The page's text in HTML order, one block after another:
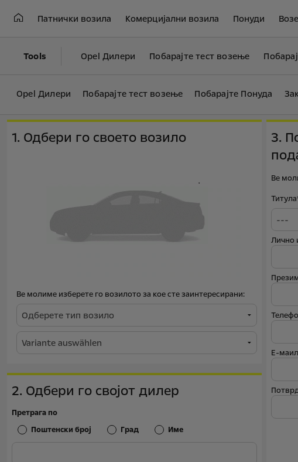
Патнички возила Комерцијални возила Понуди
Tools Opel Дилери Побарајте тест возење
Opel Дилери Побарајте тест возење Побарајте Понуда
1. Одбери го своето возило
Ве молиме изберете го возилото за кое сте заинтересирани:
2. Одбери го својот дилер
Претрага по
Поштенски број
Град Име
3.
Ве
Лично
Е-